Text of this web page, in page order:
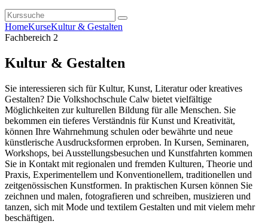
HomeKurseKultur & Gestalten
Fachbereich 2
Kultur & Gestalten
Sie interessieren sich für Kultur, Kunst, Literatur oder kreatives
Gestalten? Die Volkshochschule Calw bietet vielfältige
Möglichkeiten zur kulturellen Bildung für alle Menschen. Sie
bekommen ein tieferes Verständnis für Kunst und Kreativität,
können Ihre Wahrnehmung schulen oder bewährte und neue
künstlerische Ausdrucksformen erproben. In Kursen, Seminaren,
Workshops, bei Ausstellungsbesuchen und Kunstfahrten kommen
Sie in Kontakt mit regionalen und fremden Kulturen, Theorie und
Praxis, Experimentellem und Konventionellem, traditionellen und
zeitgenössischen Kunstformen. In praktischen Kursen können Sie
zeichnen und malen, fotografieren und schreiben, musizieren und
tanzen, sich mit Mode und textilem Gestalten und mit vielem mehr
beschäftigen.